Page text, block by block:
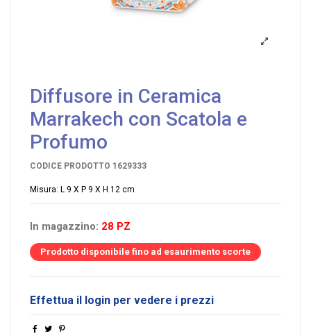
Diffusore in Ceramica
Marrakech con Scatola e
Profumo
CODICE PRODOTTO 1629333
Misura: L 9 X P 9 X H 12 cm
In magazzino: 28 PZ
Prodotto disponibile fino ad esaurimento scorte
Effettua il login per vedere i prezzi